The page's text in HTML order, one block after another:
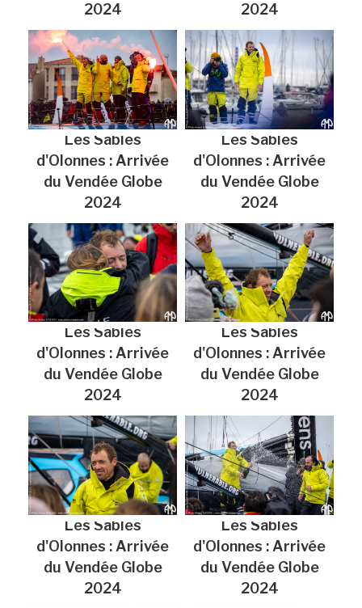
2024
2024
Les Sables
d'Olonnes : Arrivée
du Vendée Globe
2024
Les Sables
d'Olonnes : Arrivée
du Vendée Globe
2024
Les Sables
d'Olonnes : Arrivée
du Vendée Globe
2024
Les Sables
d'Olonnes : Arrivée
du Vendée Globe
2024
Les Sables
d'Olonnes : Arrivée
du Vendée Globe
2024
Les Sables
d'Olonnes : Arrivée
du Vendée Globe
2024